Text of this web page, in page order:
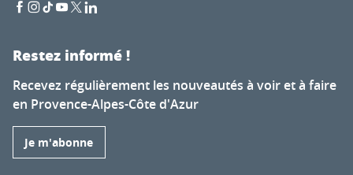
Restez informé !
Recevez régulièrement les nouveautés à voir et à faire
en Provence-Alpes-Côte d'Azur
Je m'abonne